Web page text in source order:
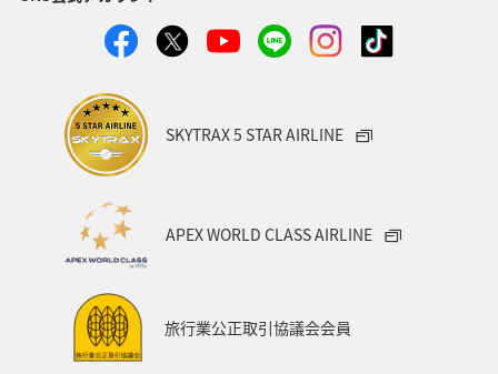
SKYTRAX 5 STAR AIRLINE
APEX WORLD CLASS AIRLINE
旅行業公正取引協議会会員